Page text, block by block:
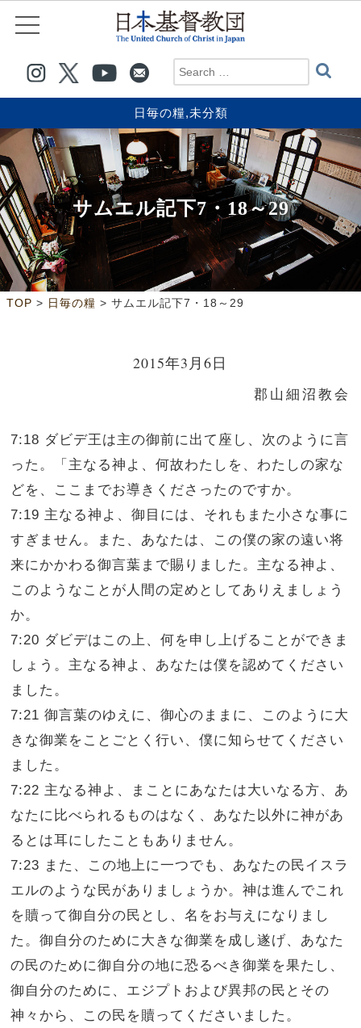
日毎の糧,未分類
サムエル記下7・18～29
TOP > 日毎の糧 > サムエル記下7・18～29
2015年3月6日
郡山細沼教会
7:18 ダビデ王は主の御前に出て座し、次のように言
った。「主なる神よ、何故わたしを、わたしの家な
どを、ここまでお導きくださったのですか。
7:19 主なる神よ、御目には、それもまた小さな事に
すぎません。また、あなたは、この僕の家の遠い将
来にかかわる御言葉まで賜りました。主なる神よ、
このようなことが人間の定めとしてありえましょう
か。
7:20 ダビデはこの上、何を申し上げることができま
しょう。主なる神よ、あなたは僕を認めてください
ました。
7:21 御言葉のゆえに、御心のままに、このように大
きな御業をことごとく行い、僕に知らせてください
ました。
7:22 主なる神よ、まことにあなたは大いなる方、あ
なたに比べられるものはなく、あなた以外に神があ
るとは耳にしたこともありません。
7:23 また、この地上に一つでも、あなたの民イスラ
エルのような民がありましょうか。神は進んでこれ
を贖って御自分の民とし、名をお与えになりまし
た。御自分のために大きな御業を成し遂げ、あなた
の民のために御自分の地に恐るべき御業を果たし、
御自分のために、エジプトおよび異邦の民とその
神々から、この民を贖ってくださいました。